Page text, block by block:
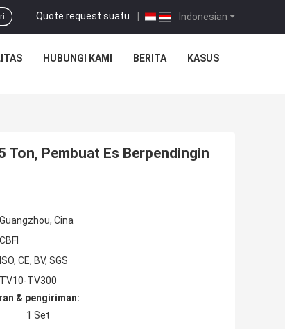
Indonesian
Quote request suatu |
HUBUNGI KAMI BERITA KASUS
Pembuat Es Berpendingin
Guangzhou, Cina
CBFI
ISO, CE, BV, SGS
TV10-TV300
& pengiriman:
1 Set